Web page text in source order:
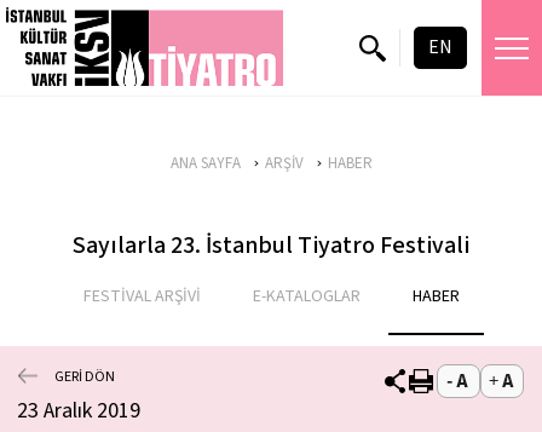
EN
ANA SAYFA ARŞİV HABER
Sayılarla 23. İstanbul Tiyatro Festivali
FESTİVAL ARŞİVİ E-KATALOGLAR HABER
GERİ DÖN
23 Aralık 2019